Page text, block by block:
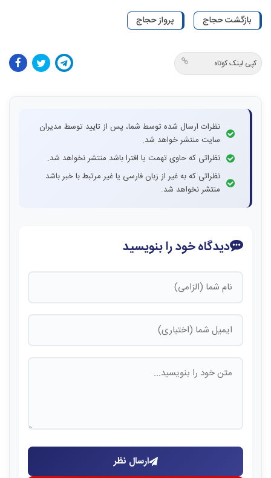
بازگشت حجاج پرواز حجاج
کپی لینک کوتاه
نظرات ارسال شده توسط شما، پس از تایید توسط مدیران
سایت منتشر خواهد شد.
نظراتی که حاوی تهمت یا افترا باشد منتشر نخواهد شد.
نظراتی که به غیر از زبان فارسی یا غیر مرتبط با خبر باشد
منتشر نخواهد شد.
دیدگاه خود را بنویسید
ارسال نظر